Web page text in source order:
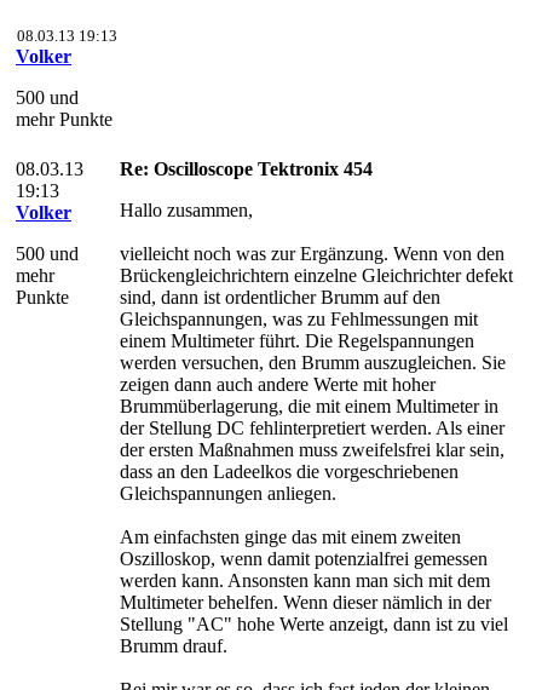
08.03.13 19:13
Volker
500 und
mehr Punkte
08.03.13
19:13
Volker
500 und
mehr
Punkte
Re: Oscilloscope Tektronix 454
Hallo zusammen,
vielleicht noch was zur Ergänzung. Wenn von den
Brückengleichrichtern einzelne Gleichrichter defekt
sind, dann ist ordentlicher Brumm auf den
Gleichspannungen, was zu Fehlmessungen mit
einem Multimeter führt. Die Regelspannungen
werden versuchen, den Brumm auszugleichen. Sie
zeigen dann auch andere Werte mit hoher
Brummüberlagerung, die mit einem Multimeter in
der Stellung DC fehlinterpretiert werden. Als einer
der ersten Maßnahmen muss zweifelsfrei klar sein,
dass an den Ladeelkos die vorgeschriebenen
Gleichspannungen anliegen.
Am einfachsten ginge das mit einem zweiten
Oszilloskop, wenn damit potenzialfrei gemessen
werden kann. Ansonsten kann man sich mit dem
Multimeter behelfen. Wenn dieser nämlich in der
Stellung "AC" hohe Werte anzeigt, dann ist zu viel
Brumm drauf.